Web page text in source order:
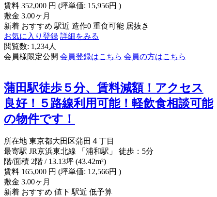
賃料 352,000 円 (坪単価: 15,956円 )
敷金 3.00ヶ月
新着 おすすめ 駅近 造作0 重食可能 居抜き
お気に入り登録 詳細をみる
閲覧数: 1,234人
会員様限定公開 会員登録はこちら 会員の方はこちら
蒲田駅徒歩５分、賃料減額！アクセス
良好！５路線利用可能！軽飲食相談可能
の物件です！
所在地 東京都大田区蒲田４丁目
最寄駅 JR京浜東北線 「浦和駅」 徒歩：5分
階/面積 2階 / 13.13坪 (43.42m²)
賃料 165,000 円 (坪単価: 12,566円 )
敷金 3.00ヶ月
新着 おすすめ 値下 駅近 低予算